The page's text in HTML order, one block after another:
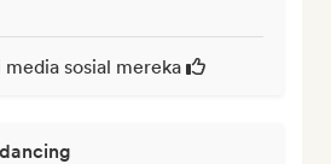
sosial mereka